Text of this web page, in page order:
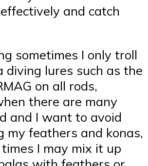
and catch
sometimes I only troll
diving lures such as the
on all rods,
there are many
and I want to avoid
my feathers and konas,
I may mix it up